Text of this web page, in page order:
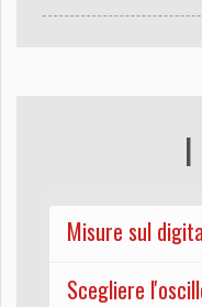
I
Misure sul
Scegliere